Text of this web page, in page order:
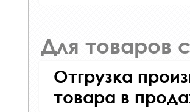
Для товаров
Отгрузка
товара в